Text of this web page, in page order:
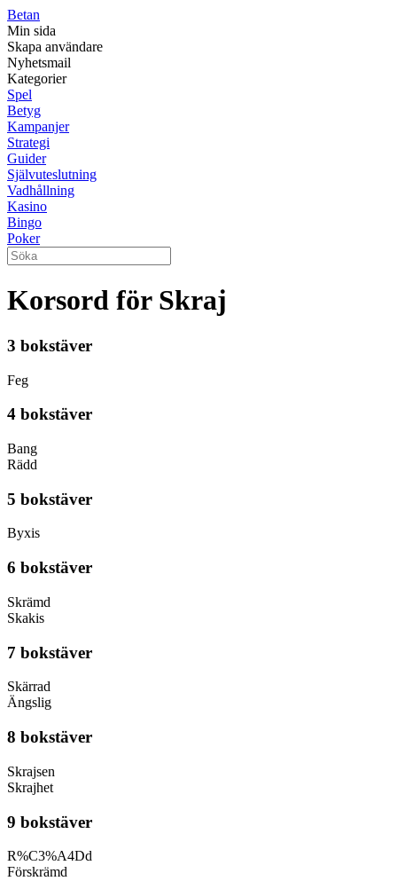
Betan
Min sida
Skapa användare
Nyhetsmail
Kategorier
Spel
Betyg
Kampanjer
Strategi
Guider
Självuteslutning
Vadhållning
Kasino
Bingo
Poker
Korsord för Skraj
3 bokstäver
Feg
4 bokstäver
Bang
Rädd
5 bokstäver
Byxis
6 bokstäver
Skrämd
Skakis
7 bokstäver
Skärrad
Ängslig
8 bokstäver
Skrajsen
Skrajhet
9 bokstäver
R%C3%A4Dd
Förskrämd